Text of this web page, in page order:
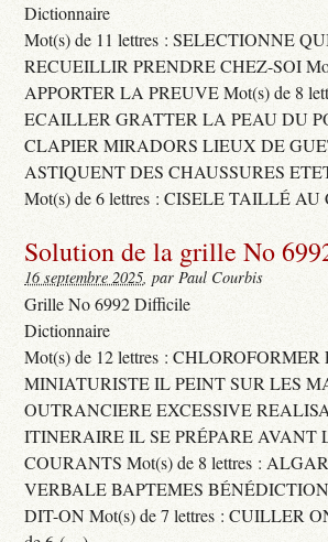
Dictionnaire
Mot(s) de 11 lettres : SELECTIONNE
RECUEILLIR PRENDRE CHEZ-SOI
APPORTER LA PREUVE Mot(s) de 8
ECAILLER GRATTER LA PEAU DU
CLAPIER MIRADORS LIEUX DE
ASTIQUENT DES CHAUSSURES
Mot(s) de 6 lettres : CISELE TAILLÉ
Solution de la grille No
16 septembre 2025, par Paul Courbis
Grille No 6992 Difficile
Dictionnaire
Mot(s) de 12 lettres :
MINIATURISTE IL PEINT SUR LES
OUTRANCIERE EXCESSIVE
ITINERAIRE IL SE PRÉPARE AVANT
COURANTS Mot(s) de 8 lettres :
VERBALE BAPTEMES
DIT-ON Mot(s) de 7 lettres : CUILLER